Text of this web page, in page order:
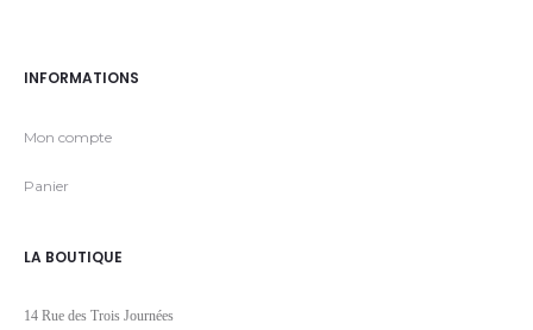
INFORMATIONS
Mon compte
Panier
LA BOUTIQUE
14 Rue des Trois Journées